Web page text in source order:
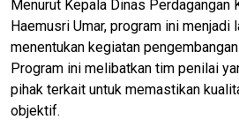
Menurut Kepala Dinas Perdagangan
Haemusri Umar, program ini
menentukan kegiatan
Program ini melibatkan tim penilai
pihak terkait untuk memastikan
objektif.